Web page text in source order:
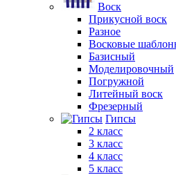
Воск
Прикусной воск
Разное
Восковые
Базисный
Моделировочный
Погружной
Литейный воск
Фрезерный
Гипсы
2 класс
3 класс
4 класс
5 класс